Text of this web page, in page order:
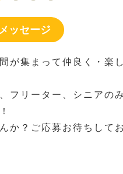
ッセージ
が集まって仲良く・楽
フリーター、シニアの
か？ご応募お待ちして